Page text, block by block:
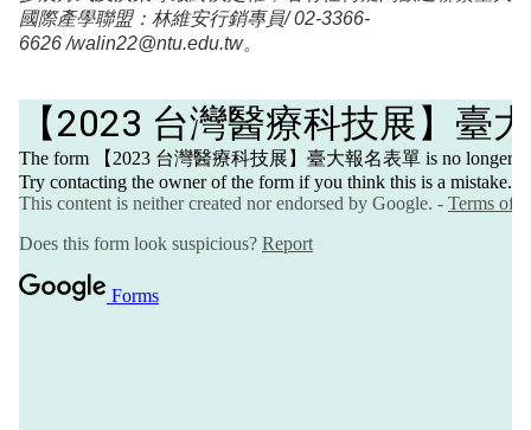
國際產學聯盟：林維安行銷專員/ 02-3366-
6626/walin22@ntu.edu.tw。